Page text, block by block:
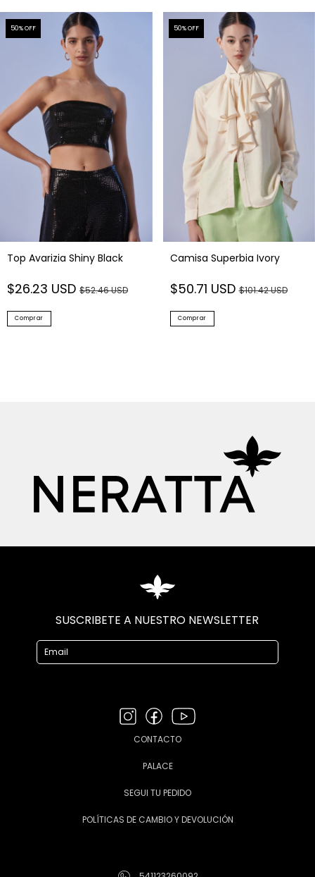
50% OFF
Top Avarizia Shiny Black
$26.23 USD $52.46 USD
Comprar
50% OFF
Camisa Superbia Ivory
$50.71 USD$101.42 USD
Comprar
SUSCRIBETE A NUESTRO NEWSLETTER
CONTACTO
PALACE
SEGUI TU PEDIDO
POLÍTICAS DE CAMBIO Y DEVOLUCIÓN